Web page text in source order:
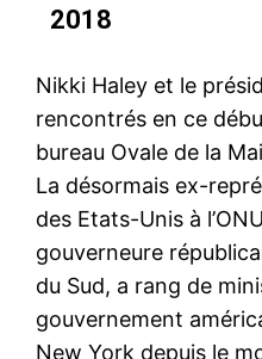
2018
Nikki Haley et le
rencontrés en ce
bureau Ovale de la
La désormais ex-
des Etats-Unis à
gouverneure
du Sud, a rang de
gouvernement
New York depuis le